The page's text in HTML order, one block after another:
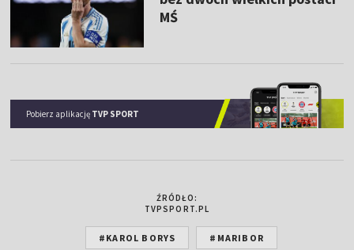
MŚ
Pobierz aplikację TVP SPORT
ŹRÓDŁO:
TVPSPORT.PL
#KAROL BORYS #MARIBOR